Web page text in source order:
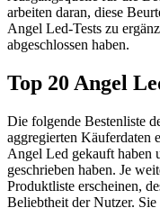
arbeiten daran, diese
Angel Led-Tests zu
abgeschlossen haben.
Top 20 Angel
Die folgende Bestenliste
aggregierten Käuferdaten
Angel Led gekauft haben
geschrieben haben. Je
Produktliste erscheinen,
Beliebtheit der Nutzer.